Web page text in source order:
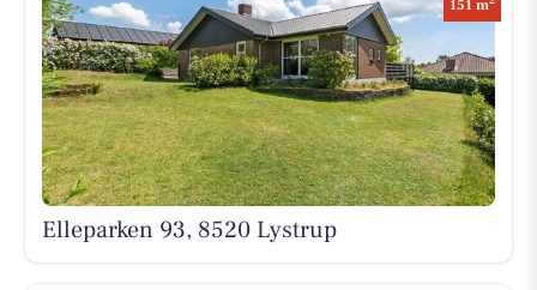
151 m
Elleparken 93, 8520 Lystrup